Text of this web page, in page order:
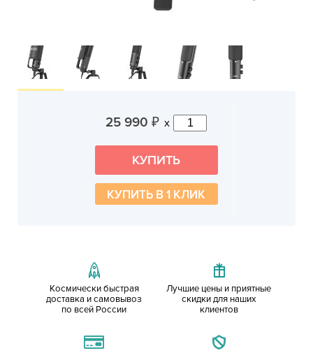
25 990 ₽ x
КУПИТЬ В 1 КЛИК
Космически быстрая
доставка и самовывоз
по всей России
Лучшие цены и приятные
скидки для наших
клиентов